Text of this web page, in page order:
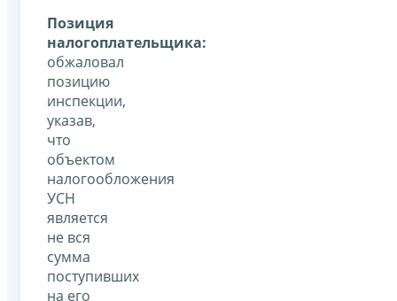
Позиция
налогоплательщика:
обжаловал
позицию
инспекции,
указав,
что
объектом
налогообложения
УСН
является
не вся
сумма
поступивших
на его